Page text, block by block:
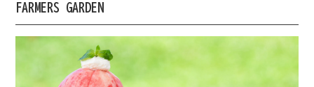
FARMERS GARDEN